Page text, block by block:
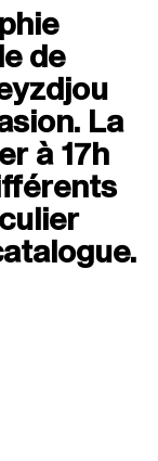
Yeung
au vert"
de
La
à 17h